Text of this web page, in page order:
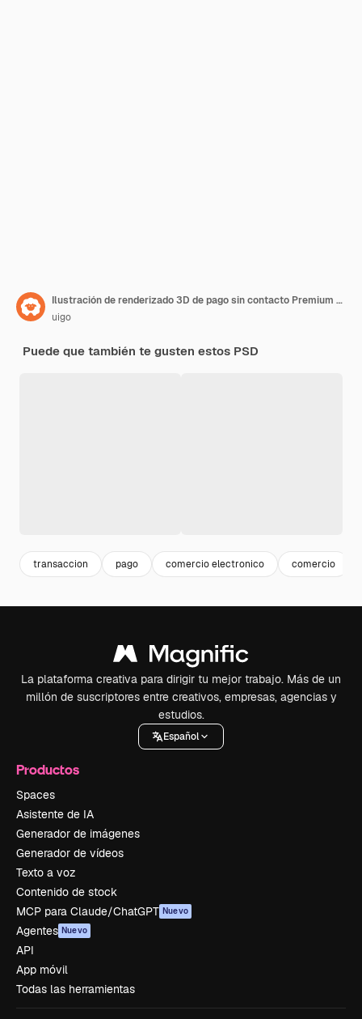
Ilustración de renderizado 3D de pago sin contacto Premium PSD
uigo
Puede que también te gusten estos PSD
transaccion pago comercio electronico comercio
La plataforma creativa para dirigir tu mejor trabajo. Más de un
millón de suscriptores entre creativos, empresas, agencias y
estudios.
Español
Productos
Spaces
Asistente de IA
Generador de imágenes
Generador de vídeos
Texto a voz
Contenido de stock
MCP para Claude/ChatGPT Nuevo
Agentes Nuevo
API
App móvil
Todas las herramientas